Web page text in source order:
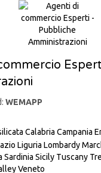
WEMAPP
Calabria Campania
Liguria Lombardy
Sardinia Sicily Tuscany
Veneto